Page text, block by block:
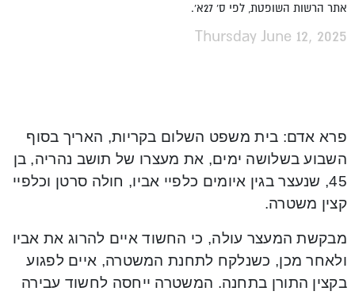
אתר הרשות השופטת, לפי ס' 27א'.
Thursday June 12, 2025
פרא אדם: בית משפט השלום בקריות, האריך בסוף
השבוע בשלושה ימים, את מעצרו של תושב נהריה, בן
45, שנעצר בגין איומים כלפיי אביו, חולה סרטן וכלפיי
קצין משטרה.
מבקשת המעצר עולה, כי החשוד איים להרוג את אביו
ולאחר מכן, כשנלקח לתחנת המשטרה, איים לפגוע
בקצין התורן בתחנה. המשטרה ייחסה לחשוד עבירה